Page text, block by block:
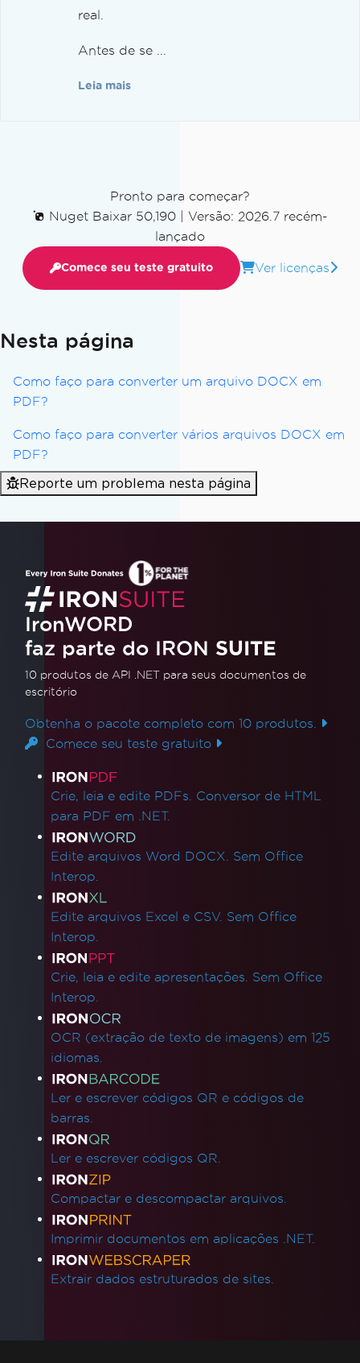
real.
Antes de se ...
Leia mais
Pronto para começar?
Nuget Baixar 50,190
Versão: 2026.7 recém-
lançado
Comece seu teste gratuito Ver licenças
Nesta página
Como faço para converter um arquivo DOCX em
PDF?
Como faço para converter vários arquivos DOCX em
PDF?
Reporte um problema nesta página
IronWORD
faz parte do IRON SUITE
10 produtos de API .NET para seus documentos de
escritório
Obtenha o pacote completo com 10 produtos.
Comece seu teste gratuito
Links de produtos
Crie, leia e edite PDFs. Conversor de HTML
para PDF em .NET.
Edite arquivos Word DOCX. Sem Office
Interop.
Edite arquivos Excel e CSV. Sem Office
Interop.
Crie, leia e edite apresentações. Sem Office
Interop.
OCR (extração de texto de imagens) em 125
idiomas.
Ler e escrever códigos QR e códigos de
barras.
Ler e escrever códigos QR.
Compactar e descompactar arquivos.
Imprimir documentos em aplicações .NET.
Extrair dados estruturados de sites.